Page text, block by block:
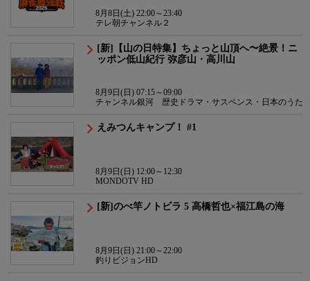
8月8日(土) 22:00～23:40
テレ朝チャンネル２
[新]【山の日特集】ちょっと山頂へ〜絶景！ニ
ッポン低山紀行 弥彦山・高川山
8月9日(日) 07:15～09:00
チャンネル銀河 歴史ドラマ・サスペンス・日本のうた
えみつんキャンプ！ #1
8月9日(日) 12:00～12:30
MONDOTV HD
[新]のべ竿ノトビラ 5 高橋哲也×福江島の海
8月9日(日) 21:00～22:00
釣りビジョンHD